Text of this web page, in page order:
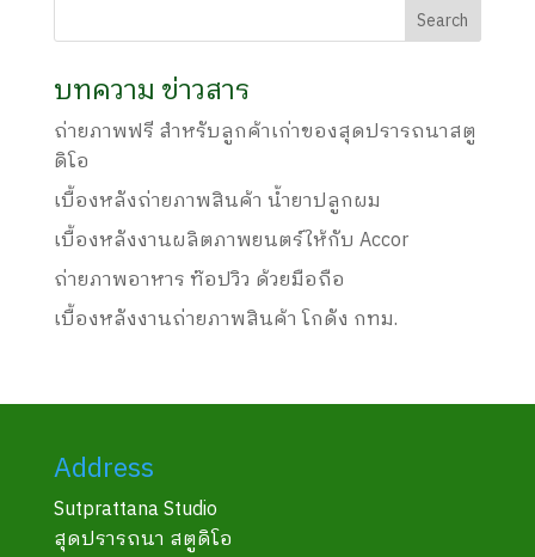
บทความ ข่าวสาร
ถ่ายภาพฟรี สำหรับลูกค้าเก่าของสุดปรารถนาสตู
ดิโอ
เบื้องหลังถ่ายภาพสินค้า น้ำยาปลูกผม
เบื้องหลังงานผลิตภาพยนตร์ให้กับ Accor
ถ่ายภาพอาหาร ท๊อปวิว ด้วยมือถือ
เบื้องหลังงานถ่ายภาพสินค้า โกดัง กทม.
Address
Sutprattana Studio
สุดปรารถนา สตูดิโอ